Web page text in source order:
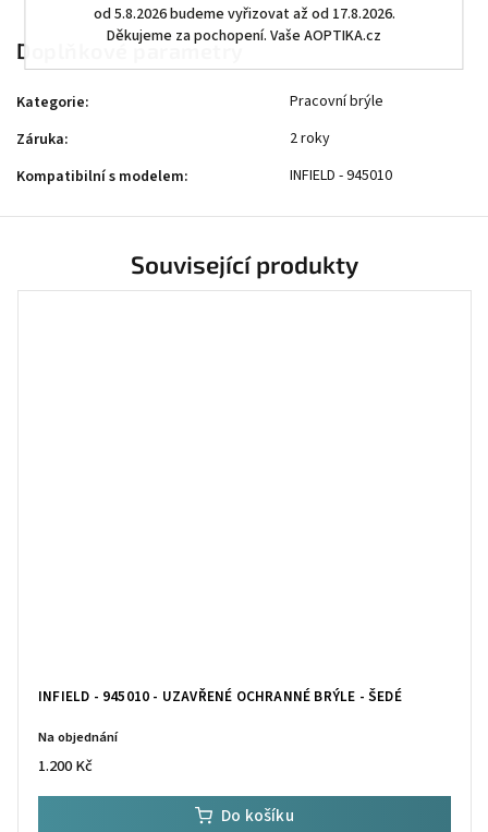
od 5.8.2026 budeme vyřizovat až od 17.8.2026.
Děkujeme za pochopení. Vaše AOPTIKA.cz
Doplňkové parametry
Kategorie:
Pracovní brýle
Záruka:
2 roky
Kompatibilní s modelem: INFIELD - 945010
Související produkty
INFIELD - 945010 - UZAVŘENÉ OCHRANNÉ BRÝLE - ŠEDÉ
Na objednání
1.200 Kč
Do košíku